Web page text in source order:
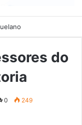
do
0 249